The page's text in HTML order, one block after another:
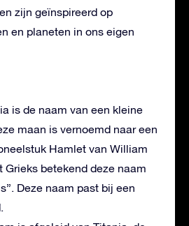
zijn geïnspireerd op
en planeten in ons eigen
is de naam van een kleine
maan is vernoemd naar een
Hamlet van William
Grieks betekend deze naam
Deze naam past bij een